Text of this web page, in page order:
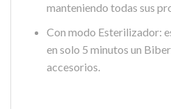
manteniendo todas sus
Con modo Esterilizador:
en solo 5 minutos un
accesorios.